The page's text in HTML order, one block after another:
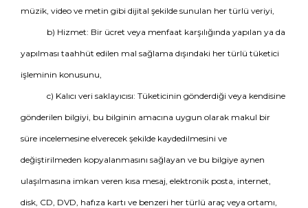
müzik, video ve metin gibi dijital şekilde sunulan her türlü veriyi,
b) Hizmet: Bir ücret veya menfaat karşılığında yapılan ya da
yapılması taahhüt edilen mal sağlama dışındaki her türlü tüketici
işleminin konusunu,
c) Kalıcı veri saklayıcısı: Tüketicinin gönderdiği veya kendisine
gönderilen bilgiyi, bu bilginin amacına uygun olarak makul bir
süre incelemesine elverecek şekilde kaydedilmesini ve
değiştirilmeden kopyalanmasını sağlayan ve bu bilgiye aynen
ulaşılmasına imkan veren kısa mesaj, elektronik posta, internet,
disk, CD, DVD, hafıza kartı ve benzeri her türlü araç veya ortamı,